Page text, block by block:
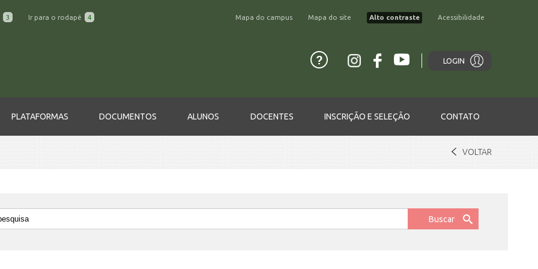
3 Ir para o rodapé 4 Mapa do campus Mapa do site Alto contraste Acessibilidade
LOGIN
PLATAFORMAS DOCUMENTOS ALUNOS DOCENTES INSCRIÇÃO E SELEÇÃO CONTATO
VOLTAR